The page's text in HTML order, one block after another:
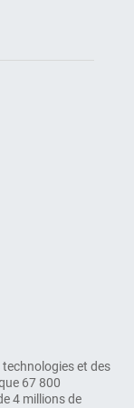
et des
67 800
4 millions de